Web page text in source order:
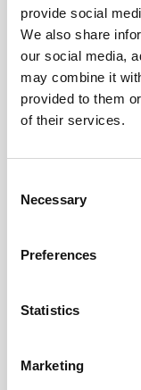
provide social
We also share
our social media,
may combine it
provided to them
of their services.
Selection
Necessary
Preferences
Statistics
Marketing